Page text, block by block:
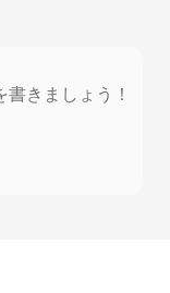
きましょう！